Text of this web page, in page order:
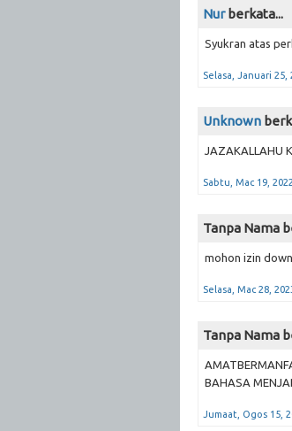
Nurberkata...
Syukran atas
Selasa, Januari 25,
Unknown
JAZAKALLAHU
Sabtu, Mac 19,
Tanpa Nama
mohon izin
Selasa, Mac 28,
Tanpa Nama
BAHASA
Jumaat, Ogos 15,